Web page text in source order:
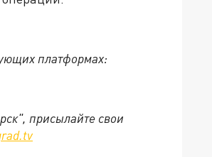
платформах:
присылайте свои